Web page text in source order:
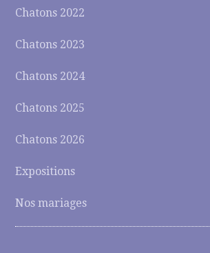
Chatons 2022
Chatons 2023
Chatons 2024
Chatons 2025
Chatons 2026
Expositions
Nos mariages